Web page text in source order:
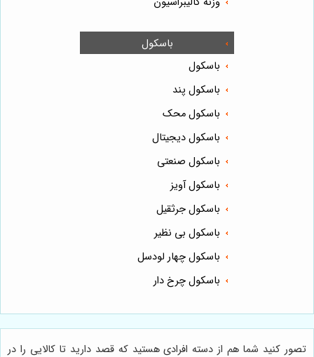
تصور کنید شما هم از دسته افرادی هستید که قصد دارید تا کالایی را در